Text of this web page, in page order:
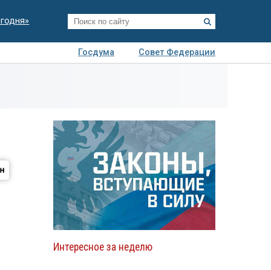
Госдума
Совет Федерации
Интересное за неделю